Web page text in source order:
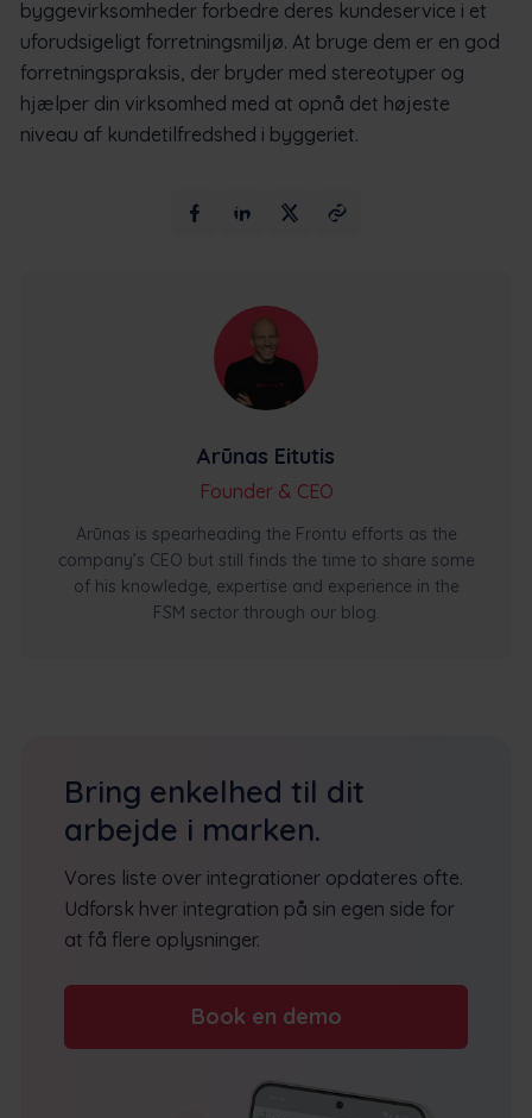
byggevirksomheder forbedre deres kundeservice i et
uforudsigeligt forretningsmiljø. At bruge dem er en god
forretningspraksis, der bryder med stereotyper og
hjælper din virksomhed med at opnå det højeste
niveau af kundetilfredshed i byggeriet.
Arūnas Eitutis
Founder & CEO
Arūnas is spearheading the Frontu efforts as the
company’s CEO but still finds the time to share some
of his knowledge, expertise and experience in the
FSM sector through our blog.
Bring enkelhed til dit
arbejde i marken.
Vores liste over integrationer opdateres ofte.
Udforsk hver integration på sin egen side for
at få flere oplysninger.
Book en demo